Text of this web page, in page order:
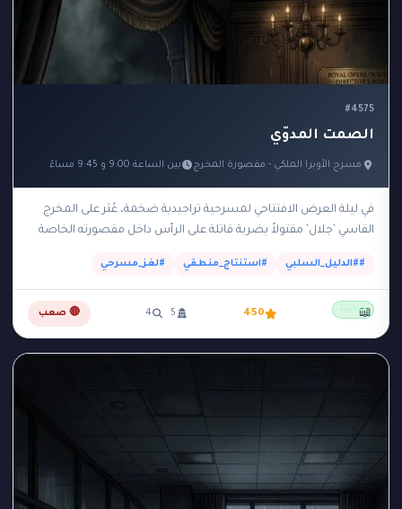
#4575
الصمت المدوّي
مسرح الأوبرا الملكي - مقصورة المخرج بين الساعة 9:00 و 9:45 مساءً
في ليلة العرض الافتتاحي لمسرحية تراجيدية ضخمة، عُثر على المخرج
القاسي 'جلال' مقتولاً بضربة قاتلة على الرأس داخل مقصورته الخاصة
##الدليل_السلبي #استنتاج_منطقي #لغز_مسرحي
مجانية 450
5
4 🔴 صعب 📖